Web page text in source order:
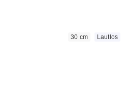
Lautlos
30 cm